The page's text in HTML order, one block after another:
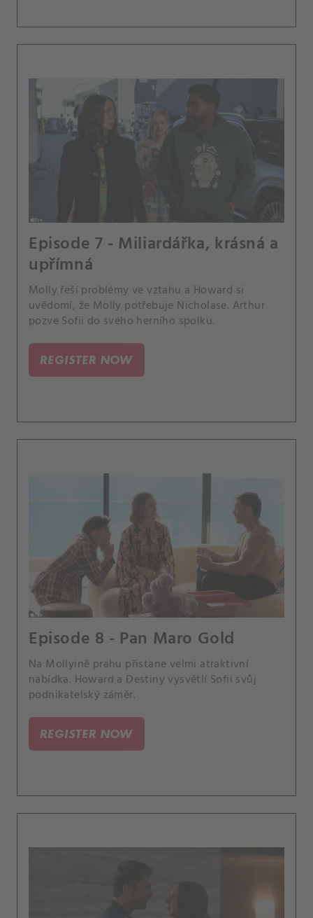
Episode 7 - Miliardářka, krásná a
upřímná
Molly řeší problémy ve vztahu a Howard si
uvědomí, že Molly potřebuje Nicholase. Arthur
pozve Sofii do svého herního spolku.
REGISTER NOW
Episode 8 - Pan Maro Gold
Na Mollyině prahu přistane velmi atraktivní
nabídka. Howard a Destiny vysvětlí Sofii svůj
podnikatelský záměr.
REGISTER NOW